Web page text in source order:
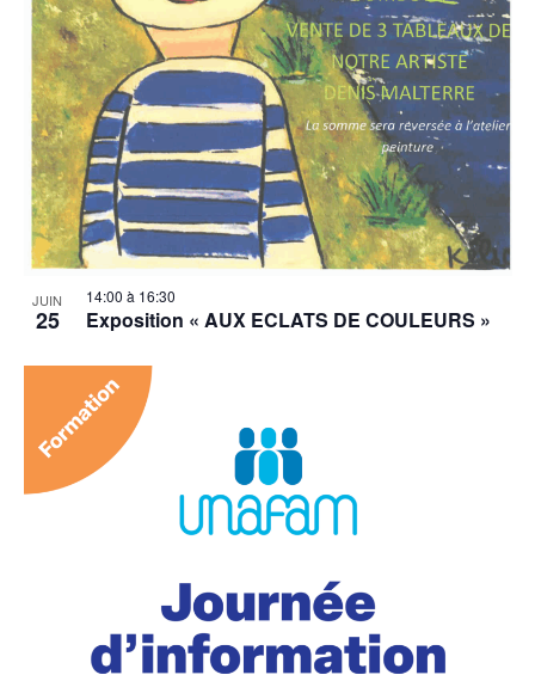
JUIN
25 Exposition « AUX ECLATS DE COULEURS »
14:00 à 16:30